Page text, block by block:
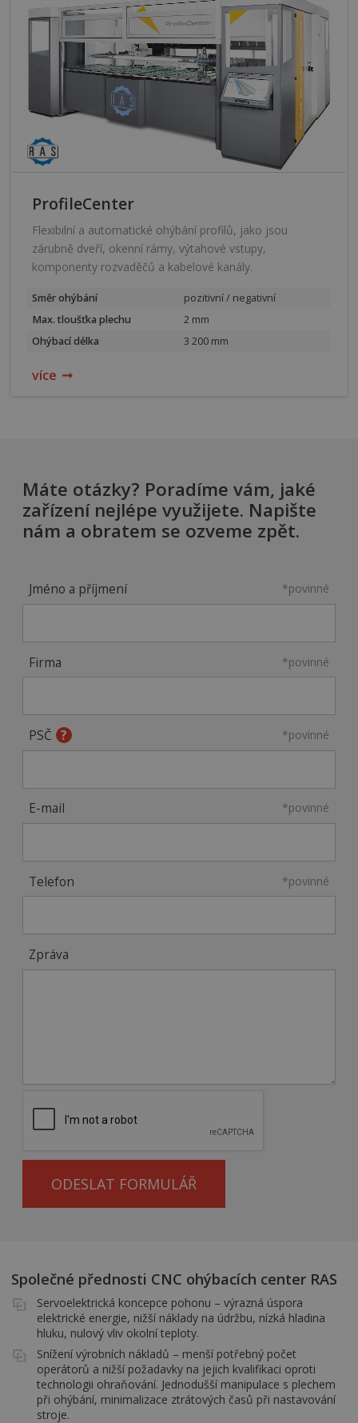
ProfileCenter
Flexibilní a automatické ohýbání profilů, jako jsou
zárubně dveří, okenní rámy, výtahové vstupy,
komponenty rozvaděčů a kabelové kanály.
Směr ohýbání
pozitivní / negativní
Max. tloušťka plechu
2 mm
Ohýbací délka
3 200 mm
více
Máte otázky? Poradíme vám, jaké
zařízení nejlépe využijete. Napište
nám a obratem se ozveme zpět.
Jméno a příjmení *povinné
Firma *povinné
PSČ *povinné
E-mail *povinné
Telefon *povinné
Zpráva
ODESLAT FORMULÁŘ
Společné přednosti CNC ohýbacích center RAS
Servoelektrická koncepce pohonu – výrazná úspora
elektrické energie, nižší náklady na údržbu, nízká hladina
hluku, nulový vliv okolní teploty.
Snížení výrobních nákladů – menší potřebný počet
operátorů a nižší požadavky na jejich kvalifikaci oproti
technologii ohraňování. Jednodušší manipulace s plechem
při ohýbání, minimalizace ztrátových časů při nastavování
stroje.